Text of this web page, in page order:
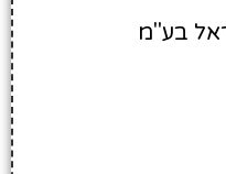
בע"מ